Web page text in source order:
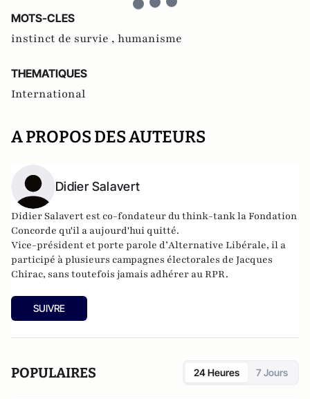
MOTS-CLES
instinct de survie , humanisme
THEMATIQUES
International
A PROPOS DES AUTEURS
Didier Salavert
Didier Salavert est co-fondateur du think-tankla Fondation
Concorde qu'il a aujourd'hui quitté.
Vice-président et porte parole d’Alternative Libérale, il a
participé à plusieurs campagnes électorales de Jacques
Chirac, sans toutefois jamais adhérer au RPR.
SUIVRE
POPULAIRES 24 Heures 7 Jours